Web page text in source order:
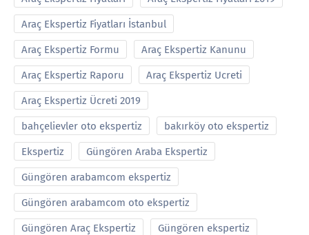
Araç Ekspertiz Fiyatları İstanbul
Araç Ekspertiz Formu Araç Ekspertiz Kanunu
Araç Ekspertiz Raporu Araç Ekspertiz Ucreti
Araç Ekspertiz Ücreti 2019
bahçelievler oto ekspertiz bakırköy oto ekspertiz
Ekspertiz Güngören Araba Ekspertiz
Güngören arabamcom ekspertiz
Güngören arabamcom oto ekspertiz
Güngören Araç Ekspertiz Güngören ekspertiz